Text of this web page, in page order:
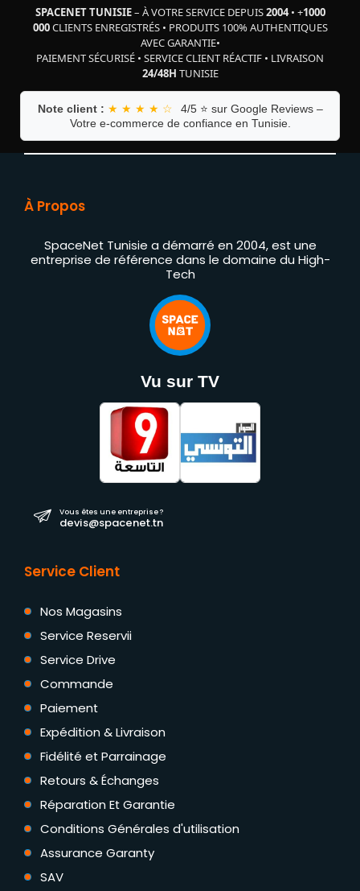
SPACENET TUNISIE– À VOTRE SERVICE DEPUIS2004• +1000
000CLIENTS ENREGISTRÉS• PRODUITS 100% AUTHENTIQUES
AVEC GARANTIE•
PAIEMENT SÉCURISÉ • SERVICE CLIENT RÉACTIF • LIVRAISON
24/48H TUNISIE
Note client : ★ ★ ★ ★ ☆
4/5 ⭐ sur Google Reviews –
Votre e-commerce de confiance en Tunisie.
À Propos
SpaceNet Tunisie a démarré en 2004, est une
entreprise de référence dans le domaine du High-
Tech
Vu sur TV
Vous êtes une entreprise ?
devis@spacenet.tn
Service Client
Nos Magasins
Service Reservii
Service Drive
Commande
Paiement
Expédition & Livraison
Fidélité et Parrainage
Retours & Échanges
Réparation Et Garantie
Conditions Générales d'utilisation
Assurance Garanty
SAV